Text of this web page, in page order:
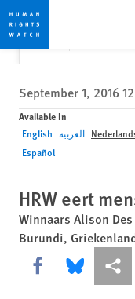
Skip
to
cookie
privacy
notice
Skip
to
main
content
Would you like
Yes
✕
September 1, 2016
Available In
English العربية
Español
HRW eert
Winnaars Alison
Burundi,
Share this via
Share thisMore